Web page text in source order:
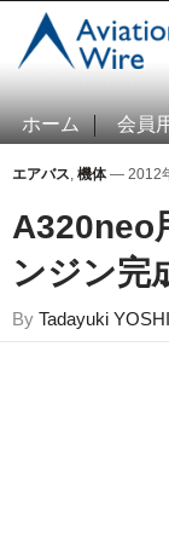
ホーム 会員
エアバス, 機体— 2012
A320neo
ンジン完
By Tadayuki